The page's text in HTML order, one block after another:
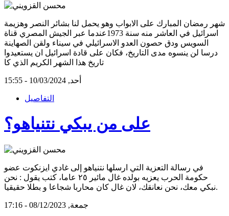
شهر رمضان المبارك على الابواب وهو يحمل لنا بشائر النصر وهزيمة
اسرائيل في العاشر منه سنة 1973عندما عبر الجيش المصري قناة
السويس ودق حصون العدو الاسرائيلي في سيناء ولقن الصهاينة
درسا لن ينسوه مدى التاريخ، فكان على قادة اسرائيل ان يستعيدوا
تاريخ هذا الشهر الكريم الذي كا
أحد, 10/03/2024 - 15:55
التفاصيل
على من يبكي نتنياهو؟
في رسالة التعزية التي ارسلها نتنياهو إلى غادي ايزنكوت عضو
حكومة الحرب يعزيه بولده غال مائير ٢٥ عاما، كتب يقول : نحن
نبكي معك، نحن نعانقك، لان غال كان محاربا شجاعا و بطلا حقيقيا.
جمعة, 08/12/2023 - 17:16